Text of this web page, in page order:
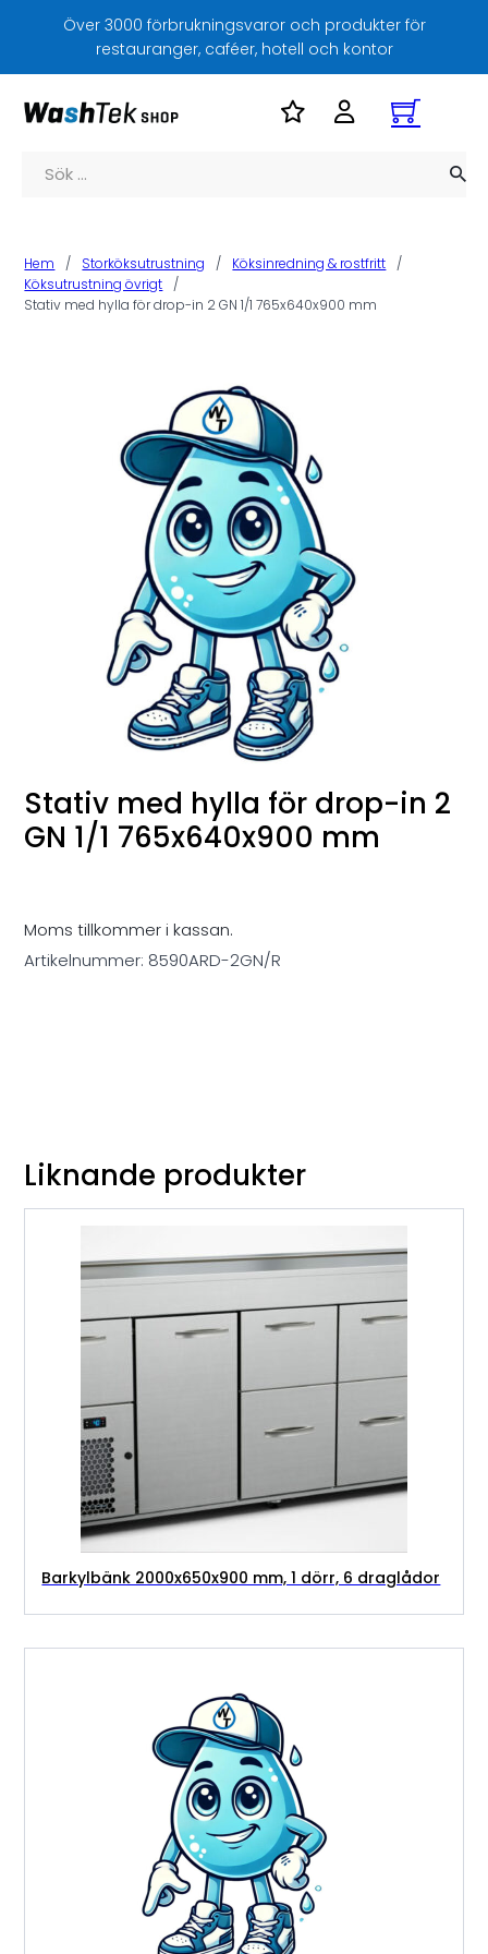
Över 3000 förbrukningsvaror och produkter för
restauranger, caféer, hotell och kontor
Sök
Hem / Storköksutrustning / Köksinredning & rostfritt
/
Köksutrustning övrigt
/
Stativ med hylla för drop-in 2 GN 1/1 765x640x900 mm
Stativ med hylla för drop-in 2
GN 1/1 765x640x900 mm
Moms tillkommer i kassan.
Artikelnummer: 8590ARD-2GN/R
Liknande produkter
Barkylbänk 2000x650x900 mm, 1 dörr, 6 draglådor